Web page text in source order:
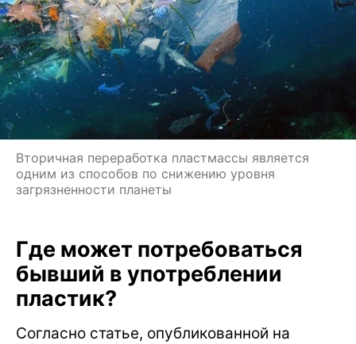
Вторичная переработка пластмассы является
одним из способов по снижению уровня
загрязненности планеты
Где может потребоваться
бывший в употреблении
пластик?
Согласно статье, опубликованной на